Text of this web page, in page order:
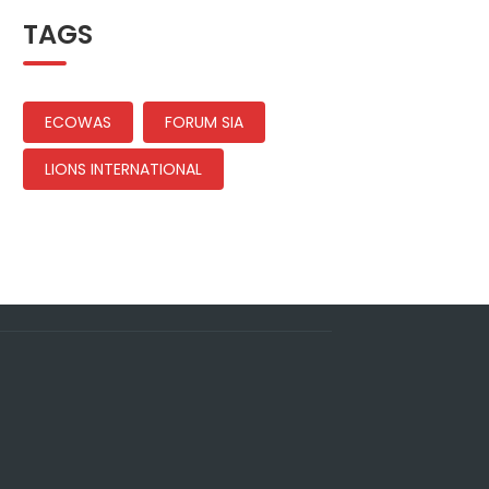
TAGS
ECOWAS FORUM SIA
LIONS INTERNATIONAL